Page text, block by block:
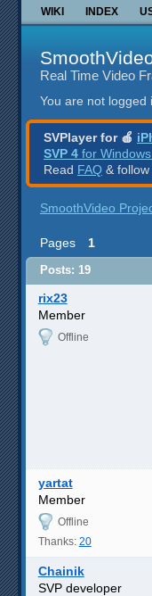
WIKI INDEX
Real Time Video
You are not logged
SVPlayer for 🍎
SVP 4 for
Read FAQ & follow
SmoothVideo
Pages 1
Posts: 19
rix23
Member
Offline
yartat
Member
Offline
Thanks: 20
Chainik
SVP developer